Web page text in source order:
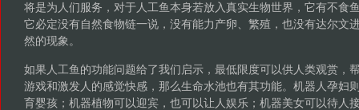
将是为人们服务，对于人工鱼本身若放入真实生物世界，它有不食
它必定没有自然食物链一说，没有能力产卵、繁殖，也没有达尔文
然的现象。
如果人工鱼的功能问题给了我们启示，最低限度可以供人类观赏，
游戏和激发人的感觉快感，那么生命水池也有其功能。机器人孕妇
育婴孩；机器植物可以迎宾，也可以让人娱乐；机器美女可以待人